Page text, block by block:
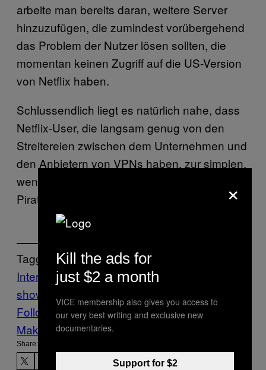
arbeite man bereits daran, weitere Server
hinzuzufügen, die zumindest vorübergehend
das Problem der Nutzer lösen sollten, die
momentan keinen Zugriff auf die US-Version
von Netflix haben.
Schlussendlich liegt es natürlich nahe, dass
Netflix-User, die langsam genug von den
Streitereien zwischen dem Unternehmen und
den Anbietern von VPNs haben, zur simplen,
wenn auch ethisch fragwürdigen Lösung der
Piraterie greifen.
Tagged:
Internet
Motherboard motherboard
show
Follow Us On Discover
Make Us Preferred In Top Stories
Share:
×
Kill the ads for
just $2 a month
VICE membership also gives you access to
our very best writing and exclusive new
documentaries.
Support for $2